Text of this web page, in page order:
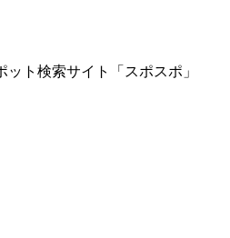
ト検索サイト「スポスポ」